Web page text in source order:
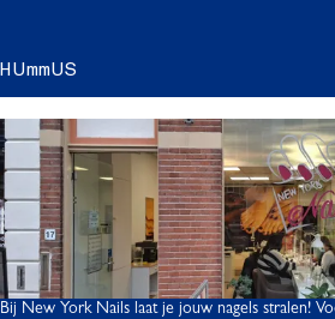
HUmmUS
Bij New York Nails laat je jouw nagels stralen!